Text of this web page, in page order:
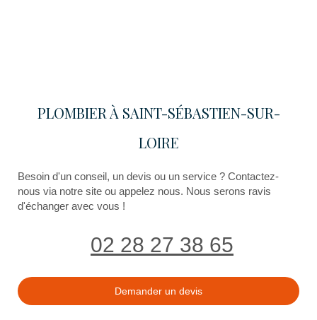
PLOMBIER À SAINT-SÉBASTIEN-SUR-
LOIRE
Besoin d'un conseil, un devis ou un service ? Contactez-
nous via notre site ou appelez nous. Nous serons ravis
d'échanger avec vous !
02 28 27 38 65
Demander un devis